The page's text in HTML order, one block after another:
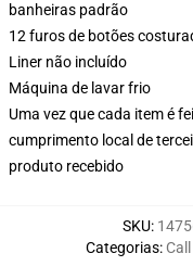
banheiras padrão
12 furos de botões
Liner não incluído
Máquina de lavar frio
Uma vez que cada item é
cumprimento local de
produto recebido
SKU:
Categorias: